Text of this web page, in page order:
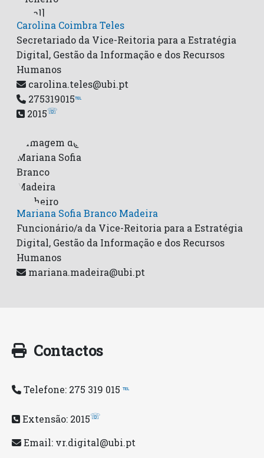
Carolina Coimbra Teles
Secretariado da Vice-Reitoria para a Estratégia
Digital, Gestão da Informação e dos Recursos
Humanos
carolina.teles@ubi.pt
275319015℡
2015☏
Mariana Sofia Branco Madeira
Funcionário/a da Vice-Reitoria para a Estratégia
Digital, Gestão da Informação e dos Recursos
Humanos
mariana.madeira@ubi.pt
Contactos
Telefone: 275 319 015℡
Extensão: 2015☏
Email: vr.digital@ubi.pt